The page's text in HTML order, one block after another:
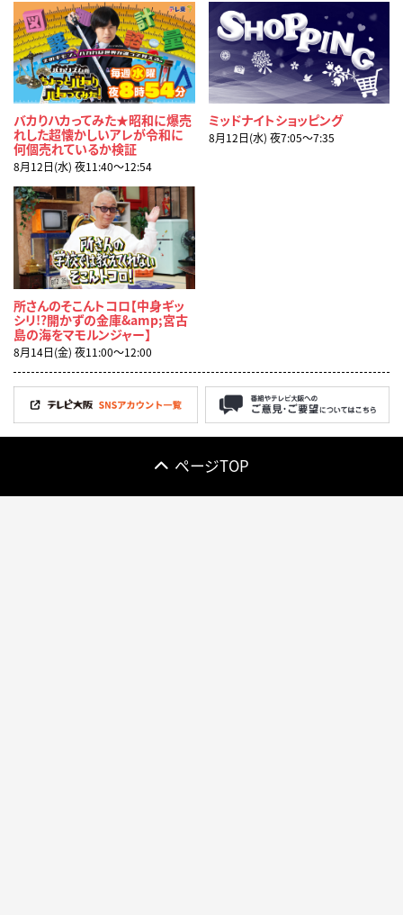
バカりハカってみた★昭和に爆売
れした超懐かしいアレが令和に
何個売れているか検証
8月12日(水) 夜11:40〜12:54
ミッドナイトショッピング
8月12日(水) 夜7:05〜7:35
所さんのそこんトコロ【中身ギッ
シリ!?開かずの金庫&amp;宮古
島の海をマモルンジャー】
8月14日(金) 夜11:00〜12:00
ページTOP